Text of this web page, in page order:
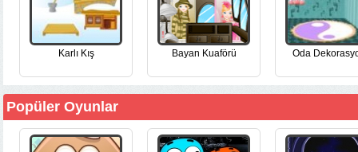
Karlı Kış Bayan Kuaförü Oda
Popüler Oyunlar